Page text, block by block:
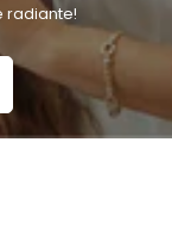
radiante!